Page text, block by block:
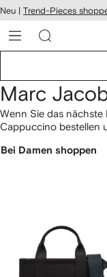
zum
Neu | Trend-Pieces
Marc
Wenn Sie das nächste
Cappuccino bestellen
neuen sleekenTasche
Bei Damen shoppen